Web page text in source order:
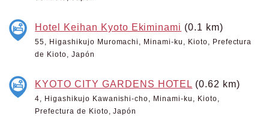
Hotel Keihan Kyoto Ekiminami (0.1 km)
55, Higashikujo Muromachi, Minami-ku, Kioto, Prefectura
de Kioto, Japón
KYOTO CITY GARDENS HOTEL (0.62 km)
4, Higashikujo Kawanishi-cho, Minami-ku, Kioto,
Prefectura de Kioto, Japón